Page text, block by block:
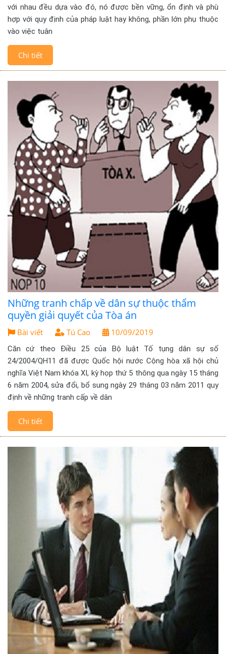
với nhau đều dựa vào đó, nó được bền vững, ổn định và phù
hợp với quy định của pháp luật hay không, phần lớn phụ thuộc
vào việc tuân
Chi tiết
Những tranh chấp về dân sự thuộc thẩm
quyền giải quyết của Tòa án
Bài viết Tú Cao 10/09/2019
Căn cứ theo Điều 25 của Bộ luật Tố tụng dân sự số
24/2004/QH11 đã được Quốc hội nước Cộng hòa xã hội chủ
nghĩa Việt Nam khóa XI, kỳ họp thứ 5 thông qua ngày 15 tháng
6 năm 2004, sửa đổi, bổ sung ngày 29 tháng 03 năm 2011 quy
định về những tranh cấp về dân
Chi tiết